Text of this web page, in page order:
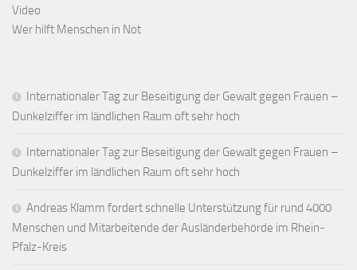
Video
Wer hilft Menschen in Not
Internationaler Tag zur Beseitigung der Gewalt gegen Frauen –
Dunkelziffer im ländlichen Raum oft sehr hoch
Internationaler Tag zur Beseitigung der Gewalt gegen Frauen –
Dunkelziffer im ländlichen Raum oft sehr hoch
Andreas Klamm fordert schnelle Unterstützung für rund 4000
Menschen und Mitarbeitende der Ausländerbehörde im Rhein-
Pfalz-Kreis